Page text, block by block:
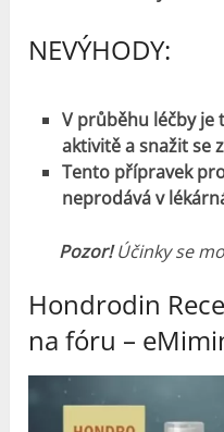
NEVÝHODY:
V průběhu léčby je
aktivitě a snažit se
Tento přípravek
neprodává v
Pozor!Účinky se
Hondrodin
na fóru –